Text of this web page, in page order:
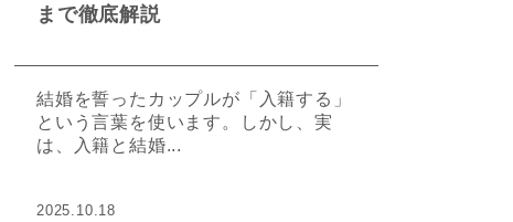
まで徹底解説
結婚を誓ったカップルが「入籍する」
という言葉を使います。しかし、実
は、入籍と結婚...
2025.10.18